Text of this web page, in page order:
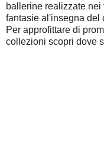
ballerine realizzate
fantasie al'insegna del
Per approfittare di
collezioni scopri dove